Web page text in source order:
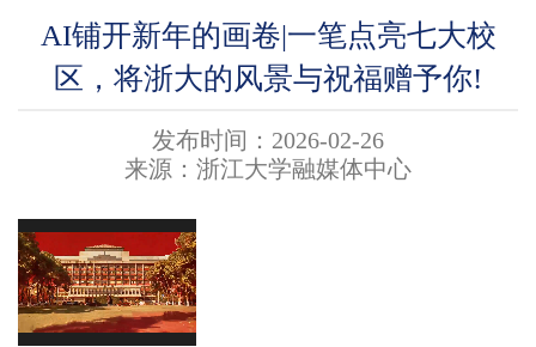
AI铺开新年的画卷|一笔点亮七大校
区，将浙大的风景与祝福赠予你!
发布时间：2026-02-26
来源：浙江大学融媒体中心